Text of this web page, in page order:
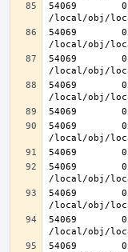
54069
54069
54069
54069
54069
54069
54069
54069
54069